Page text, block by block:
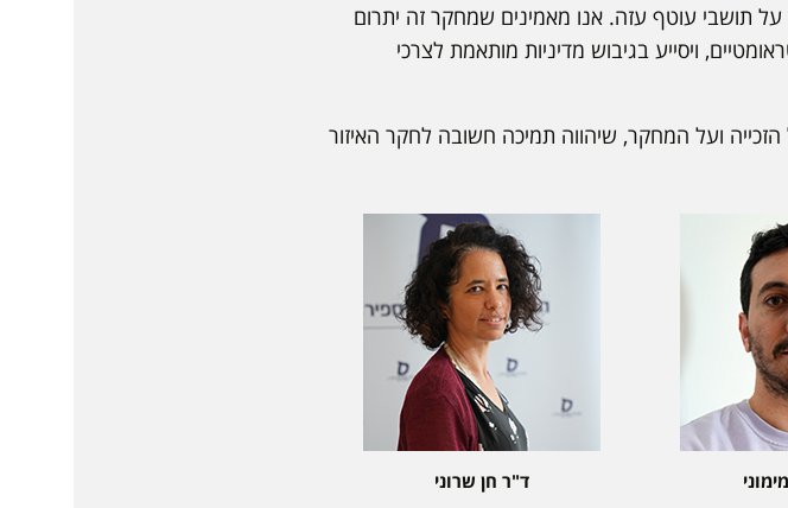
תושבי עוטף עזה. אנו מאמינים שמחקר זה יתרום
ויסייע בגיבוש מדיניות מותאמת לצרכי
ועל המחקר, שיהווה תמיכה חשובה לחקר האיזור
ד"ר חן שרוני